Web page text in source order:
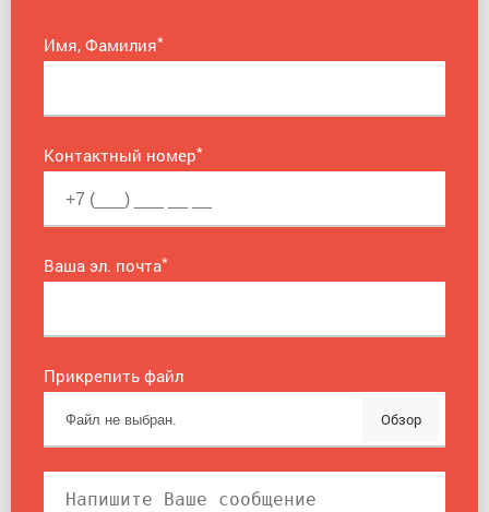
Имя, Фамилия*
Контактный номер*
Ваша эл. почта*
Прикрепить файл
Обзор